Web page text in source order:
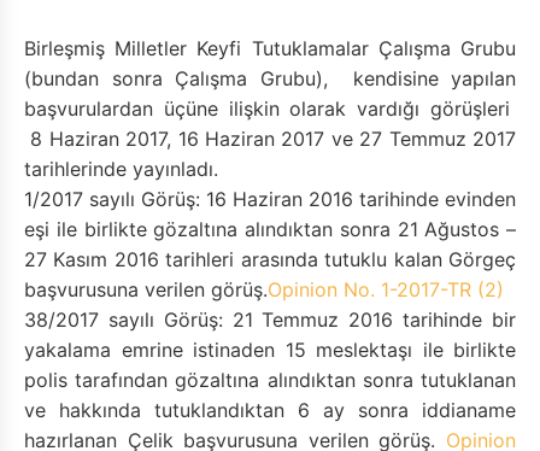
Birleşmiş Milletler Keyfi Tutuklamalar Çalışma Grubu
(bundan sonra Çalışma Grubu), kendisine yapılan
başvurulardan üçüne ilişkin olarak vardığı görüşleri
8 Haziran 2017, 16 Haziran 2017 ve 27 Temmuz 2017
tarihlerinde yayınladı.
1/2017 sayılı Görüş: 16 Haziran 2016 tarihinde evinden
eşi ile birlikte gözaltına alındıktan sonra 21 Ağustos –
27 Kasım 2016 tarihleri arasında tutuklu kalan Görgeç
başvurusuna verilen görüş.Opinion No. 1-2017-TR (2)
38/2017 sayılı Görüş: 21 Temmuz 2016 tarihinde bir
yakalama emrine istinaden 15 meslektaşı ile birlikte
polis tarafından gözaltına alındıktan sonra tutuklanan
ve hakkında tutuklandıktan 6 ay sonra iddianame
hazırlanan Çelik başvurusuna verilen görüş. Opinion